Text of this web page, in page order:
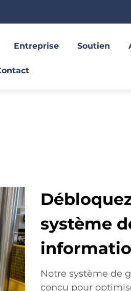
Entreprise Soutien
système
Notre système de
conçu pour